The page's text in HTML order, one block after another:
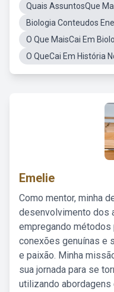
Quais AssuntosQue
Biologia Conteudos
O Que MaisCai Em
O QueCai Em História
Emelie
Como mentor, minha
desenvolvimento dos
empregando
conexões genuínas e
e paixão. Minha
sua jornada para se
utilizando